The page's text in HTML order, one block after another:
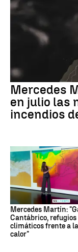
Mercedes
en julio las
incendios
Mercedes Martín:
Cantábrico, refugios
climáticos frente a
calor"